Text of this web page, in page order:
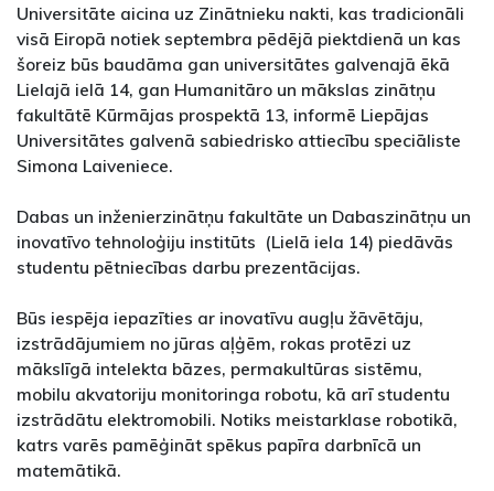
Universitāte aicina uz Zinātnieku nakti, kas tradicionāli
visā Eiropā notiek septembra pēdējā piektdienā un kas
šoreiz būs baudāma gan universitātes galvenajā ēkā
Lielajā ielā 14, gan Humanitāro un mākslas zinātņu
fakultātē Kūrmājas prospektā 13, informē Liepājas
Universitātes galvenā sabiedrisko attiecību speciāliste
Simona Laiveniece.
Dabas un inženierzinātņu fakultāte un Dabaszinātņu un
inovatīvo tehnoloģiju institūts (Lielā iela 14) piedāvās
studentu pētniecības darbu prezentācijas.
Būs iespēja iepazīties ar inovatīvu augļu žāvētāju,
izstrādājumiem no jūras aļģēm, rokas protēzi uz
mākslīgā intelekta bāzes, permakultūras sistēmu,
mobilu akvatoriju monitoringa robotu, kā arī studentu
izstrādātu elektromobili. Notiks meistarklase robotikā,
katrs varēs pamēģināt spēkus papīra darbnīcā un
matemātikā.